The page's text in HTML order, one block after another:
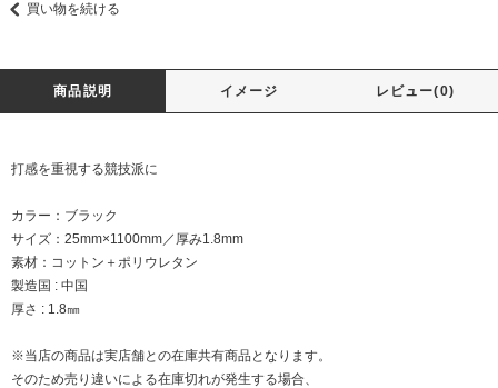
買い物を続ける
商品説明 イメージ レビュー(0)
打感を重視する競技派に
カラー：ブラック
サイズ：25mm×1100mm／厚み1.8mm
素材：コットン＋ポリウレタン
製造国 : 中国
厚さ : 1.8㎜
※当店の商品は実店舗との在庫共有商品となります。
そのため売り違いによる在庫切れが発生する場合、